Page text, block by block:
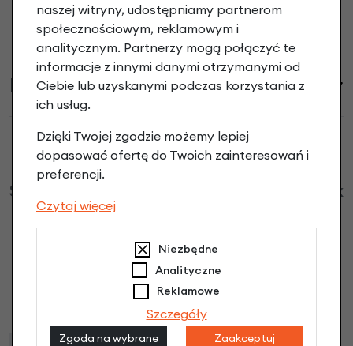
Informacje handlowe
Sakwa na kierownicę rowerową KLICKfix
Aventour 6.5L opinie
Dodaj opinię
Brak opinii. Może warto dodać własną?
naszej witryny, udostępniamy partnerom
społecznościowym, reklamowym i
analitycznym. Partnerzy mogą połączyć te
informacje z innymi danymi otrzymanymi od
Ciebie lub uzyskanymi podczas korzystania z
ich usług.
Dzięki Twojej zgodzie możemy lepiej
dopasować ofertę do Twoich zainteresowań i
preferencji.
Czytaj więcej
Niezbędne
Analityczne
Reklamowe
Szczegóły
Zgoda na wybrane
Zaakceptuj